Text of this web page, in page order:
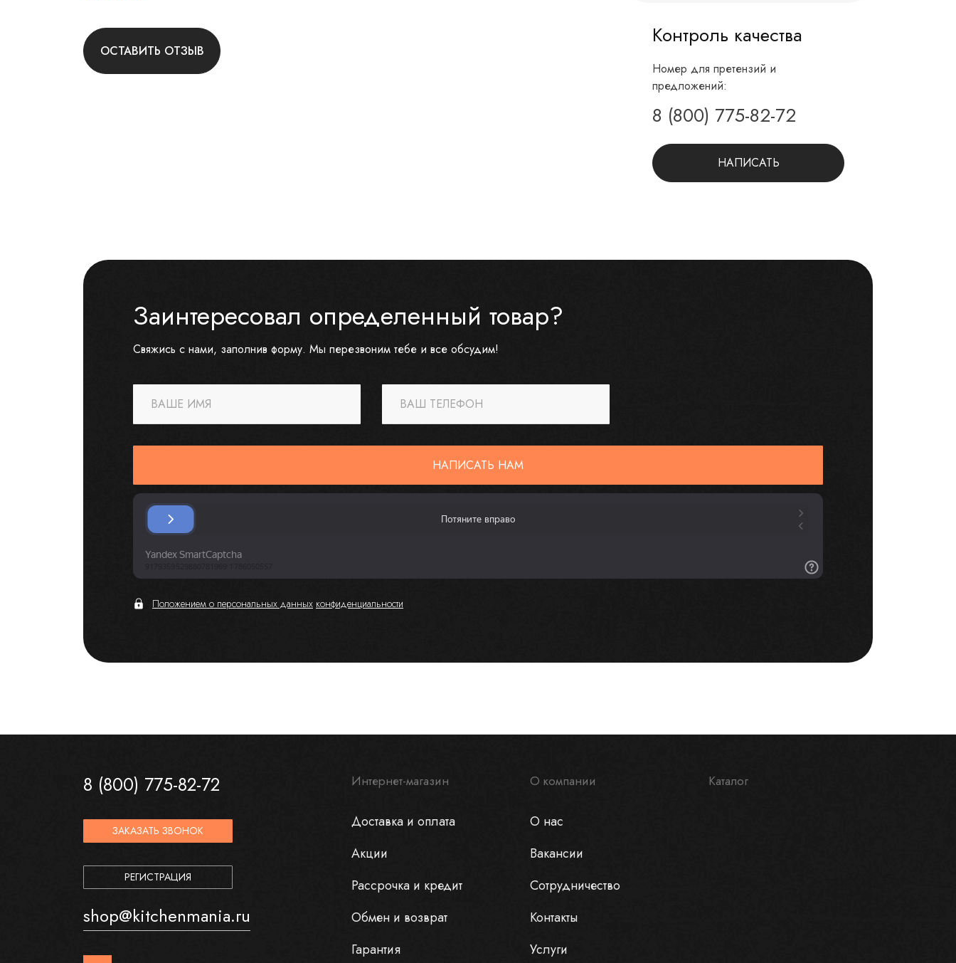
Контроль качества
Номер для претензий и
предложений:
8 (800) 775-82-72
НАПИСАТЬ
ОСТАВИТЬ ОТЗЫВ
Заинтересовал определенный товар?
Свяжись с нами, заполнив форму. Мы перезвоним тебе и все обсудим!
ВАШЕ ИМЯ ВАШ ТЕЛЕФОН
НАПИСАТЬ НАМ
Положением о персональных данных конфиденциальности
8 (800) 775-82-72
ЗАКАЗАТЬ ЗВОНОК
РЕГИСТРАЦИЯ
shop@kitchenmania.ru
Интернет-магазин
Доставка и оплата
Акции
Рассрочка и кредит
Обмен и возврат
Гарантия
О компании
О нас
Вакансии
Сотрудничество
Контакты
Услуги
Каталог